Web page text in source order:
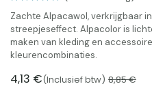
Zachte Alpacawol, verkrijgbaar
streepjeseffect. Alpacolor is
maken van kleding en
kleurencombinaties.
4,13 €(Inclusief btw) 8,85€